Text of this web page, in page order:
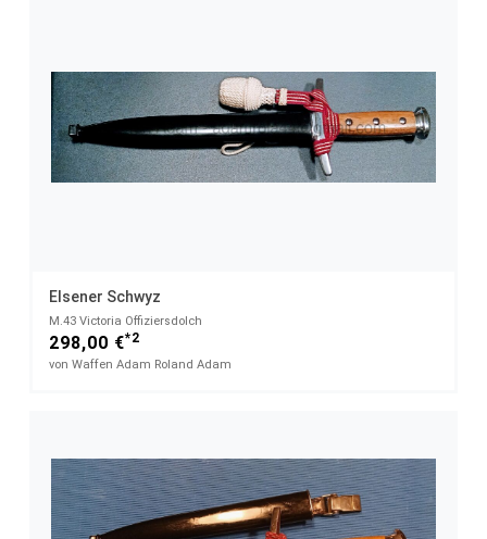
Elsener Schwyz
M.43 Victoria Offiziersdolch
298,00 €*2
von Waffen Adam Roland Adam